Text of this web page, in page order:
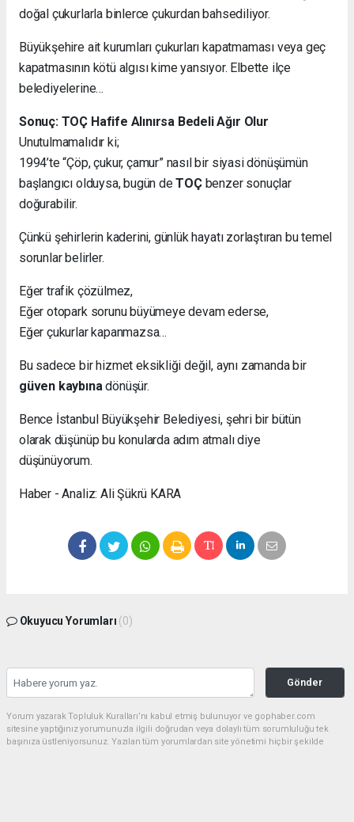
doğal çukurlarla binlerce çukurdan bahsediliyor.
Büyükşehire ait kurumları çukurları kapatmaması veya geç
kapatmasının kötü algısı kime yansıyor. Elbette ilçe
belediyelerine…
Sonuç: TOÇ Hafife Alınırsa Bedeli Ağır Olur
Unutulmamalıdır ki;
1994’te “Çöp, çukur, çamur” nasıl bir siyasi dönüşümün
başlangıcı olduysa, bugün deTOÇbenzer sonuçlar
doğurabilir.
Çünkü şehirlerin kaderini, günlük hayatı zorlaştıran bu temel
sorunlar belirler.
Eğer trafik çözülmez,
Eğer otopark sorunu büyümeye devam ederse,
Eğer çukurlar kapanmazsa…
Bu sadece bir hizmet eksikliği değil, aynı zamanda bir
güven kaybına dönüşür.
Bence İstanbul Büyükşehir Belediyesi, şehri bir bütün
olarak düşünüp bu konularda adım atmalı diye
düşünüyorum.
Haber - Analiz: Ali Şükrü KARA
Okuyucu Yorumları (0)
Gönder
Yorum yazarak Topluluk Kuralları’nı kabul etmiş bulunuyor ve gophaber.com
sitesine yaptığınız yorumunuzla ilgili doğrudan veya dolaylı tüm sorumluluğu tek
başınıza üstleniyorsunuz. Yazılan tüm yorumlardan site yönetimi hiçbir şekilde